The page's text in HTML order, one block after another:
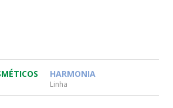
HARMONIA
Linha